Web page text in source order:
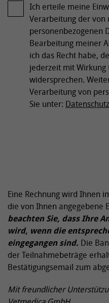
Ich erteile meine
Verarbeitung der von
personenbezogenen
Bearbeitung meiner
ich das Recht habe,
jederzeit mit Wirkung
widersprechen.
Verarbeitung von
Sie unter:
Eine Rechnung wird Ihnen
die von Ihnen angegebene
beachten Sie, dass Ihre
wird, wenn die
eingegangen sind. Die
der Teilnahmebeträge
Bestätigungsemail zum
Mit freundlicher